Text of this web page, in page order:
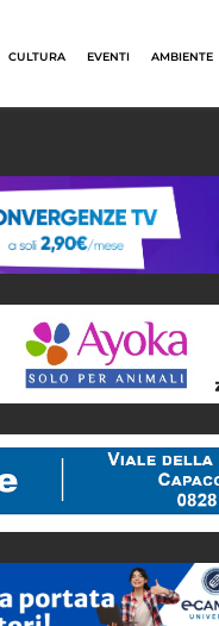
CULTURA EVENTI AMBIENTE